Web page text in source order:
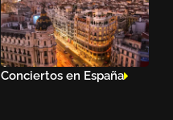
Conciertos en España